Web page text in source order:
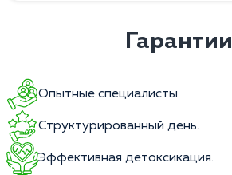
Гарантии
Опытные специалисты.
Структурированный день.
Эффективная детоксикация.